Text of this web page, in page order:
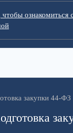
ознакомиться с
закупки 44-ФЗ